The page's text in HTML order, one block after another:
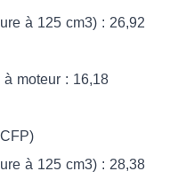
à 125 cm3) : 26,92
moteur : 16,18
à 125 cm3) : 28,38